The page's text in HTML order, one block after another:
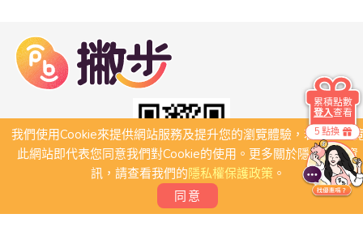
我們使用Cookie來提供網站服務及提升您的瀏覽體驗，若繼續瀏
此網站即代表您同意我們對Cookie的使用。更多關於隱私保護資
訊，請查看我們的隱私權保護政策。
同意
5 點換
累積點數
登入查看